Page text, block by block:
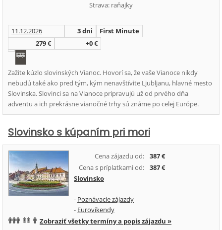
Strava: raňajky
11.12.2026 3 dni
First Minute
279 €
+0 €
Zažite kúzlo slovinských Vianoc. Hovorí sa, že vaše Vianoce nikdy
nebudú také ako pred tým, kým nenavštívite Ljubljanu, hlavné mesto
Slovinska. Slovinci sa na Vianoce pripravujú už od prvého dňa
adventu a ich prekrásne vianočné trhy sú známe po celej Európe.
Slovinsko s kúpaním pri mori
Cena zájazdu od:
387 €
Cena s príplatkami od:
387 €
Slovinsko
- Poznávacie zájazdy
- Eurovíkendy
Zobraziť všetky termíny a popis zájazdu »